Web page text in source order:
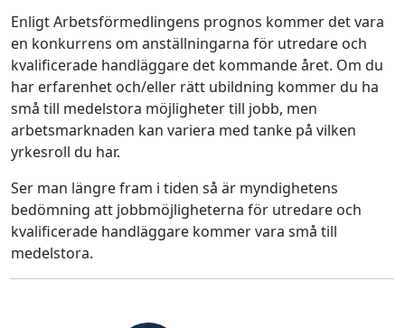
Enligt Arbetsförmedlingens prognos kommer det vara
en konkurrens om anställningarna för utredare och
kvalificerade handläggare det kommande året. Om du
har erfarenhet och/eller rätt ubildning kommer du ha
små till medelstora möjligheter till jobb, men
arbetsmarknaden kan variera med tanke på vilken
yrkesroll du har.
Ser man längre fram i tiden så är myndighetens
bedömning att jobbmöjligheterna för utredare och
kvalificerade handläggare kommer vara små till
medelstora.